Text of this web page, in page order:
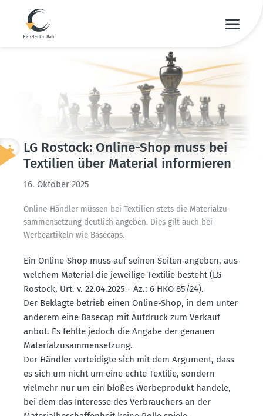
LG Rostock: Online-Shop muss bei
Textilien über Material infor­mieren
16. Oktober 2025
Online-Händler müssen bei Textilien stets die Materi­al­zu­
sam­men­setzung deutlich angeben. Dies gilt auch bei
Werbe­ar­tikeln wie Basecaps.
Ein Online-Shop muss auf seinen Seiten angeben, aus
welchem Material die jeweilige Textilie besteht (LG
Rostock, Urt. v. 22.04.2025 - Az.: 6 HKO 85/24).
Der Beklagte betrieb einen Online-Shop, in dem unter
anderem eine Basecap mit Aufdruck zum Verkauf
anbot. Es fehlte jedoch die Angabe der genauen
Materi­al­zu­sam­men­setzung.
Der Händler vertei­digte sich mit dem Argument, dass
es sich um nicht um eine echte Textilie, sondern
vielmehr nur um ein bloßes Werbe­produkt handele,
bei dem das Interesse des Verbrau­chers an der